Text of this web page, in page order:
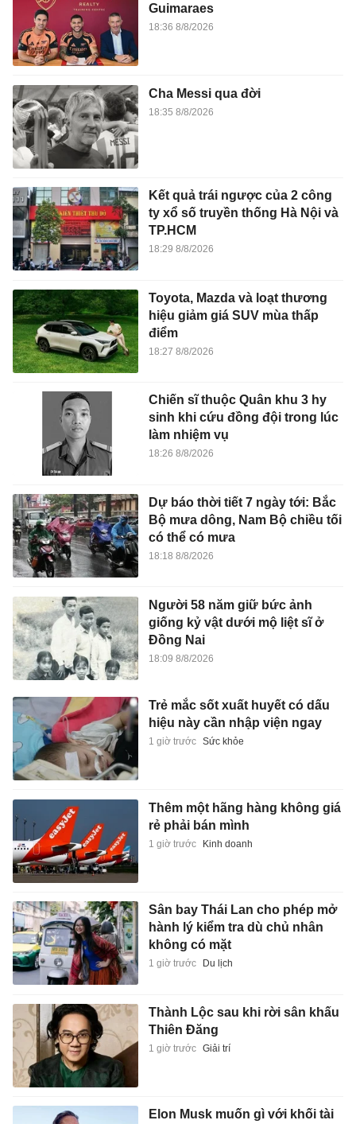
Guimaraes
18:36 8/8/2026
Cha Messi qua đời
18:35 8/8/2026
Kết quả trái ngược của 2 công
ty xổ số truyền thống Hà Nội và
TP.HCM
18:29 8/8/2026
Toyota, Mazda và loạt thương
hiệu giảm giá SUV mùa thấp
điểm
18:27 8/8/2026
Chiến sĩ thuộc Quân khu 3 hy
sinh khi cứu đồng đội trong lúc
làm nhiệm vụ
18:26 8/8/2026
Dự báo thời tiết 7 ngày tới: Bắc
Bộ mưa dông, Nam Bộ chiều tối
có thể có mưa
18:18 8/8/2026
Người 58 năm giữ bức ảnh
giống kỷ vật dưới mộ liệt sĩ ở
Đồng Nai
18:09 8/8/2026
Trẻ mắc sốt xuất huyết có dấu
hiệu này cần nhập viện ngay
1 giờ trước Sức khỏe
Thêm một hãng hàng không giá
rẻ phải bán mình
1 giờ trước Kinh doanh
Sân bay Thái Lan cho phép mở
hành lý kiểm tra dù chủ nhân
không có mặt
1 giờ trước Du lịch
Thành Lộc sau khi rời sân khấu
Thiên Đăng
1 giờ trước Giải trí
Elon Musk muốn gì với khối tài